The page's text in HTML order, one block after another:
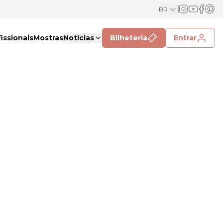
BR
MostrasNotícias Bilheteria Entrar